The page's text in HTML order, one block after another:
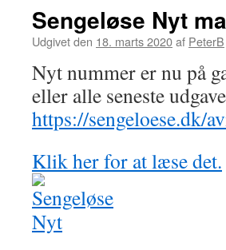
Sengeløse Nyt
Udgivet den 18. marts 2020af PeterB
Nyt nummer er nu på
eller alle seneste
https://sengeloese.dk/
Klik her for at læse det.